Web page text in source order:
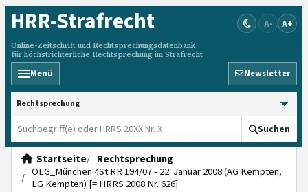
HRR-Strafrecht
Online-Zeitschrift und Rechtsprechungsdatenbank
für höchstrichterliche Rechtsprechung im Strafrecht
A- A+
Menü Newsletter
HRRS durchsuchen
Suchen
Startseite
Rechtsprechung
OLG_München 4St RR 194/07 - 22. Januar 2008 (AG Kempten,
LG Kempten) [= HRRS 2008 Nr. 626]